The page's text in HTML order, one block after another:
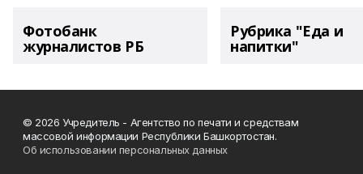
Фотобанк
журналистов РБ
Рубрика "Еда и
напитки"
© 2026 Учредитель - Агентство по печати и средствам
массовой информации Республики Башкортостан.
Об использовании персональных данных